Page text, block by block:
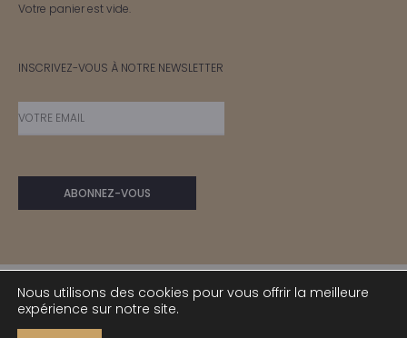
Votre panier est vide.
INSCRIVEZ-VOUS À NOTRE NEWSLETTER
Nous utilisons des cookies pour vous offrir la meilleure
expérience sur notre site.